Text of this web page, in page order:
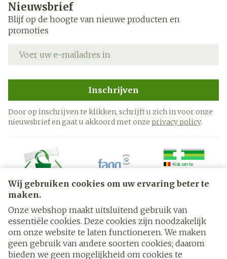
Wij gebruiken cookies om uw ervaring beter te
maken.
Onze webshop maakt uitsluitend gebruik van
essentiële cookies. Deze cookies zijn noodzakelijk
om onze website te laten functioneren. We maken
geen gebruik van andere soorten cookies; daarom
bieden we geen mogelijkheid om cookies te
Nieuwsbrief
Blijf op de hoogte van nieuwe producten en
promoties
Inschrijven
Door op inschrijven te klikken, schrijft u zich in voor onze
nieuwsbrief en gaat u akkoord met onze privacy policy.
Juridische links